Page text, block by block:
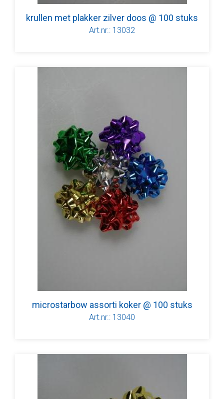
krullen met plakker zilver doos @ 100 stuks
Art.nr.: 13032
microstarbow assorti koker @ 100 stuks
Art.nr.: 13040